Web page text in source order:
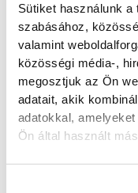
Sütiket használunk
szabásához,
valamint
közösségi média-,
megosztjuk az Ön
adatait, akik
adatokkal,
Ön által használt
népesítették
sétány előtti
Sportrégiója
részeként
Kupán civil,
belügyi
vízen.